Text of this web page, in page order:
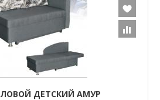
ДЕТСКИЙ АМУР